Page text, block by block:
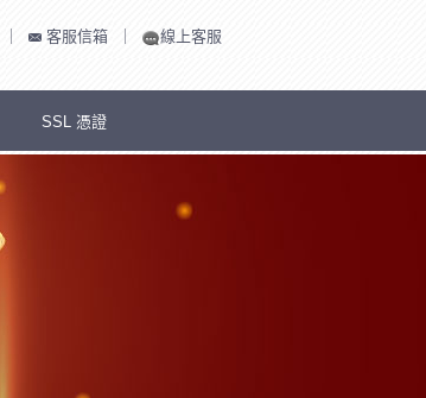
客服信箱 線上客服
SSL 憑證